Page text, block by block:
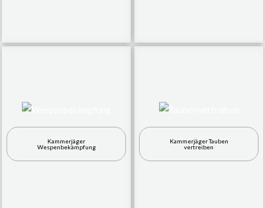
Kammerjäger
Wespenbekämpfung
Kammerjäger Tauben
vertreiben